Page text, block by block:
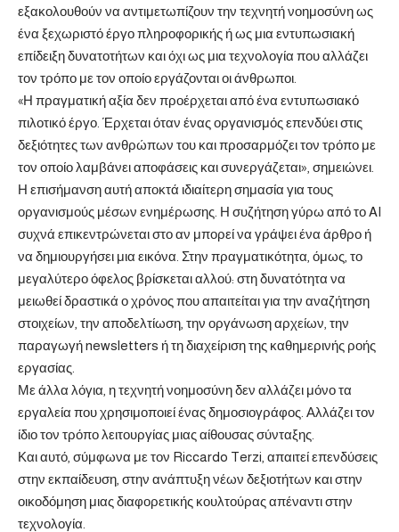
εξακολουθούν να αντιμετωπίζουν την τεχνητή νοημοσύνη ως
ένα ξεχωριστό έργο πληροφορικής ή ως μια εντυπωσιακή
επίδειξη δυνατοτήτων και όχι ως μια τεχνολογία που αλλάζει
τον τρόπο με τον οποίο εργάζονται οι άνθρωποι.
«Η πραγματική αξία δεν προέρχεται από ένα εντυπωσιακό
πιλοτικό έργο. Έρχεται όταν ένας οργανισμός επενδύει στις
δεξιότητες των ανθρώπων του και προσαρμόζει τον τρόπο με
τον οποίο λαμβάνει αποφάσεις και συνεργάζεται», σημειώνει.
Η επισήμανση αυτή αποκτά ιδιαίτερη σημασία για τους
οργανισμούς μέσων ενημέρωσης. Η συζήτηση γύρω από το AI
συχνά επικεντρώνεται στο αν μπορεί να γράψει ένα άρθρο ή
να δημιουργήσει μια εικόνα. Στην πραγματικότητα, όμως, το
μεγαλύτερο όφελος βρίσκεται αλλού: στη δυνατότητα να
μειωθεί δραστικά ο χρόνος που απαιτείται για την αναζήτηση
στοιχείων, την αποδελτίωση, την οργάνωση αρχείων, την
παραγωγή newsletters ή τη διαχείριση της καθημερινής ροής
εργασίας.
Με άλλα λόγια, η τεχνητή νοημοσύνη δεν αλλάζει μόνο τα
εργαλεία που χρησιμοποιεί ένας δημοσιογράφος. Αλλάζει τον
ίδιο τον τρόπο λειτουργίας μιας αίθουσας σύνταξης.
Και αυτό, σύμφωνα με τον Riccardo Terzi, απαιτεί επενδύσεις
στην εκπαίδευση, στην ανάπτυξη νέων δεξιοτήτων και στην
οικοδόμηση μιας διαφορετικής κουλτούρας απέναντι στην
τεχνολογία.